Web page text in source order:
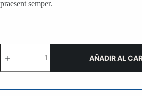
praesent semper.
Turpis
Cursus
AÑADIR AL